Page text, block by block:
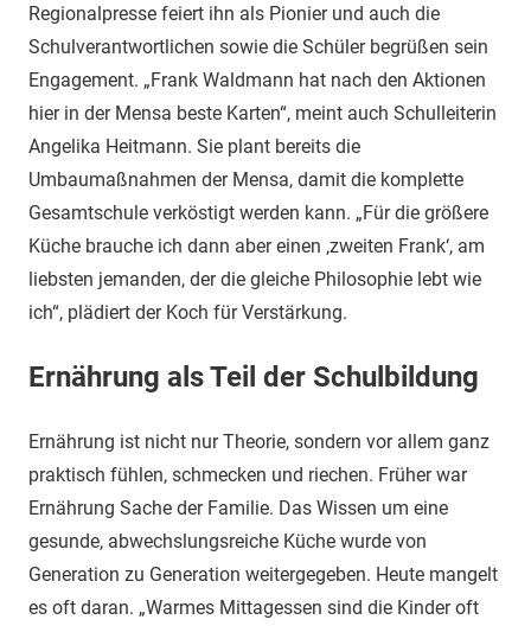
Regionalpresse feiert ihn als Pionier und auch die
Schulverantwortlichen sowie die Schüler begrüßen sein
Engagement. „Frank Waldmann hat nach den Aktionen
hier in der Mensa beste Karten“, meint auch Schulleiterin
Angelika Heitmann. Sie plant bereits die
Umbaumaßnahmen der Mensa, damit die komplette
Gesamtschule verköstigt werden kann. „Für die größere
Küche brauche ich dann aber einen ‚zweiten Frank‘, am
liebsten jemanden, der die gleiche Philosophie lebt wie
ich“, plädiert der Koch für Verstärkung.
Ernährung als Teil der Schulbildung
Ernährung ist nicht nur Theorie, sondern vor allem ganz
praktisch fühlen, schmecken und riechen. Früher war
Ernährung Sache der Familie. Das Wissen um eine
gesunde, abwechslungsreiche Küche wurde von
Generation zu Generation weitergegeben. Heute mangelt
es oft daran. „Warmes Mittagessen sind die Kinder oft